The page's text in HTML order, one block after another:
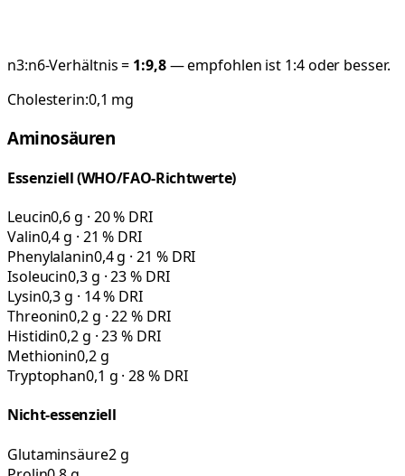
n3:n6-Verhältnis = 1:9,8— empfohlen ist 1:4 oder besser.
Cholesterin:0,1 mg
Aminosäuren
Essenziell (WHO/FAO-Richtwerte)
Leucin0,6 g · 20 % DRI
Valin0,4 g · 21 % DRI
Phenylalanin0,4 g · 21 % DRI
Isoleucin0,3 g · 23 % DRI
Lysin0,3 g · 14 % DRI
Threonin0,2 g · 22 % DRI
Histidin0,2 g · 23 % DRI
Methionin0,2 g
Tryptophan0,1 g · 28 % DRI
Nicht-essenziell
Glutaminsäure2 g